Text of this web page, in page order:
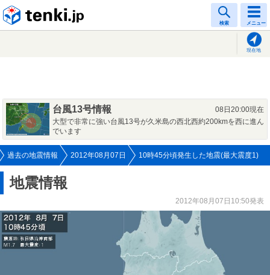
検索 メニュー
現在地
台風13号情報
08日20:00現在
大型で非常に強い台風13号が久米島の西北西約200kmを西に進ん
でいます
過去の地震情報 2012年08月07日 10時45分頃発生した地震(最大震度1)
地震情報
2012年08月07日10:50発表